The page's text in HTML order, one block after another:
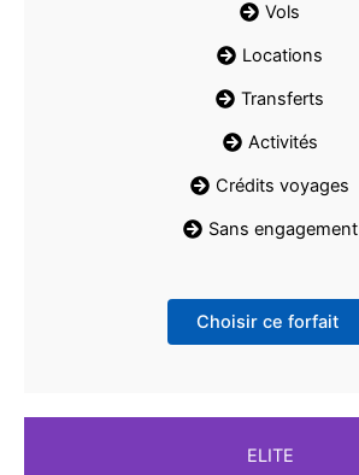
Vols
Locations
Transferts
Activités
Crédits voyages
Sans engagement
Choisir ce forfait
ELITE